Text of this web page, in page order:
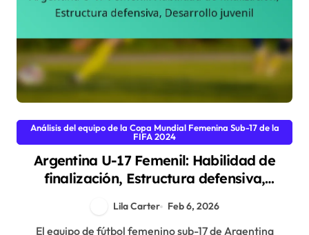
Análisis del equipo de la Copa Mundial Femenina Sub-17 de la
FIFA 2024
Argentina U-17 Femenil: Habilidad de
finalización, Estructura defensiva,
Lila Carter Feb 6, 2026
El equipo de fútbol femenino sub-17 de Argentina